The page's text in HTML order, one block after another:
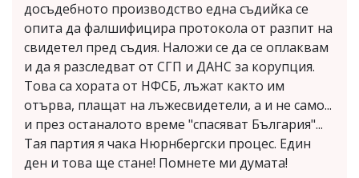
досъдебното производство една съдийка се
опита да фалшифицира протокола от разпит на
свидетел пред съдия. Наложи се да се оплаквам
и да я разследват от СГП и ДАНС за корупция.
Това са хората от НФСБ, лъжат както им
отърва, плащат на лъжесвидетели, а и не само...
и през останалото време "спасяват България"...
Тая партия я чака Нюрнбергски процес. Един
ден и това ще стане! Помнете ми думата!